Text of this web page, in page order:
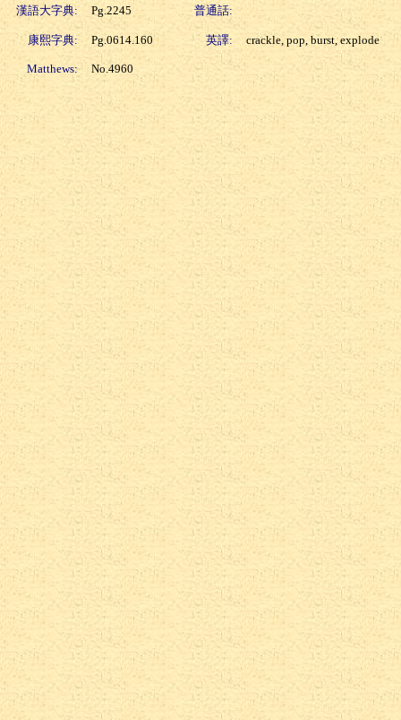
漢語大字典:
Pg.2245 普通話:
康熙字典: Pg.0614.160 英譯: crackle, pop, burst, explode
Matthews: No.4960